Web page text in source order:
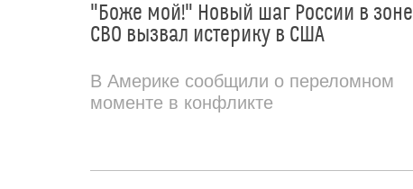
"Боже мой!" Новый шаг России в зоне
СВО вызвал истерику в США
В Америке сообщили о переломном
моменте в конфликте